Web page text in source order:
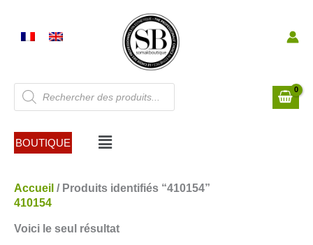
contenu
Recherche
de
produits
BOUTIQUE Menu
Accueil / Produits identifiés “410154”
410154
Voici le seul résultat